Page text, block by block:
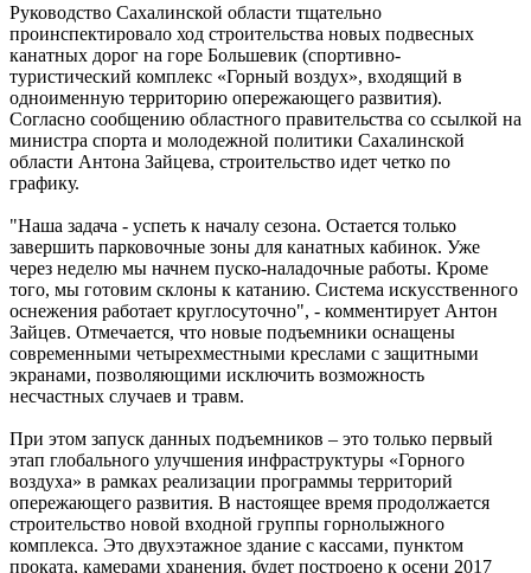
Руководство Сахалинской области тщательно
проинспектировало ход строительства новых подвесных
канатных дорог на горе Большевик (спортивно-
туристический комплекс «Горный воздух», входящий в
одноименную территорию опережающего развития).
Согласно сообщению областного правительства со ссылкой на
министра спорта и молодежной политики Сахалинской
области Антона Зайцева, строительство идет четко по
графику.
"Наша задача - успеть к началу сезона. Остается только
завершить парковочные зоны для канатных кабинок. Уже
через неделю мы начнем пуско-наладочные работы. Кроме
того, мы готовим склоны к катанию. Система искусственного
оснежения работает круглосуточно", - комментирует Антон
Зайцев. Отмечается, что новые подъемники оснащены
современными четырехместными креслами с защитными
экранами, позволяющими исключить возможность
несчастных случаев и травм.
При этом запуск данных подъемников – это только первый
этап глобального улучшения инфраструктуры «Горного
воздуха» в рамках реализации программы территорий
опережающего развития. В настоящее время продолжается
строительство новой входной группы горнолыжного
комплекса. Это двухэтажное здание с кассами, пунктом
проката, камерами хранения, будет построено к осени 2017